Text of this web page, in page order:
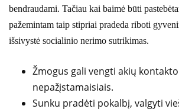
bendraudami. Tačiau kai baimė būti
pažemintam taip stipriai pradeda riboti
išsivystė socialinio nerimo sutrikimas.
Žmogus gali vengti akių
nepažįstamaisiais.
Sunku pradėti pokalbį, valgyti